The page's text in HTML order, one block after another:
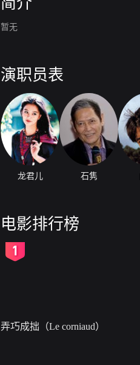
暂无
演职员表
龙君儿 石隽
电影排行榜
弄巧成拙（Le corniaud）